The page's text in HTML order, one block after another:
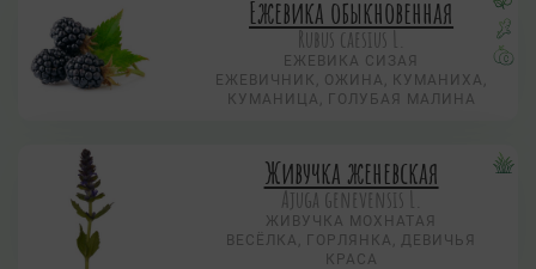
Ежевика обыкновенная
Rubus caesius L.
ЕЖЕВИКА СИЗАЯ
ЕЖЕВИЧНИК, ОЖИНА, КУМАНИХА,
КУМАНИЦА, ГОЛУБАЯ МАЛИНА
Живучка женевская
Ajuga genevensis L.
ЖИВУЧКА МОХНАТАЯ
ВЕСЁЛКА, ГОРЛЯНКА, ДЕВИЧЬЯ
КРАСА